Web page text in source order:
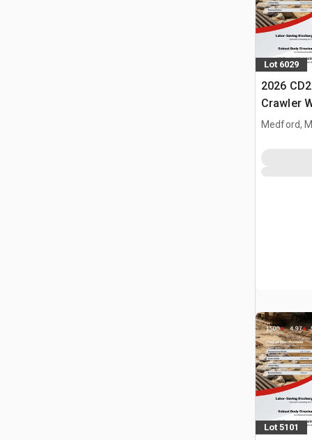
Lot 6029
2026
Crawler
Medford,
Lot 5101